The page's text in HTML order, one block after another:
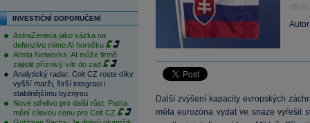
INVESTIČNÍ DOPORUČENÍ
AstraZeneca jako sázka na
defenzivu mimo AI horečku
Arista Networks: AI může firmě
zajistit příznivý vítr do zad
Analytický radar: Colt CZ roste díky
vyšší marži, širší integraci i
stabilnějšímu byznysu
Nové střelivo pro další růst. Patria
mění cílovou cenu pro Colt CZ
Další zvýšení kapacity evropských
měla eurozóna vydat ve snaze vyřešit